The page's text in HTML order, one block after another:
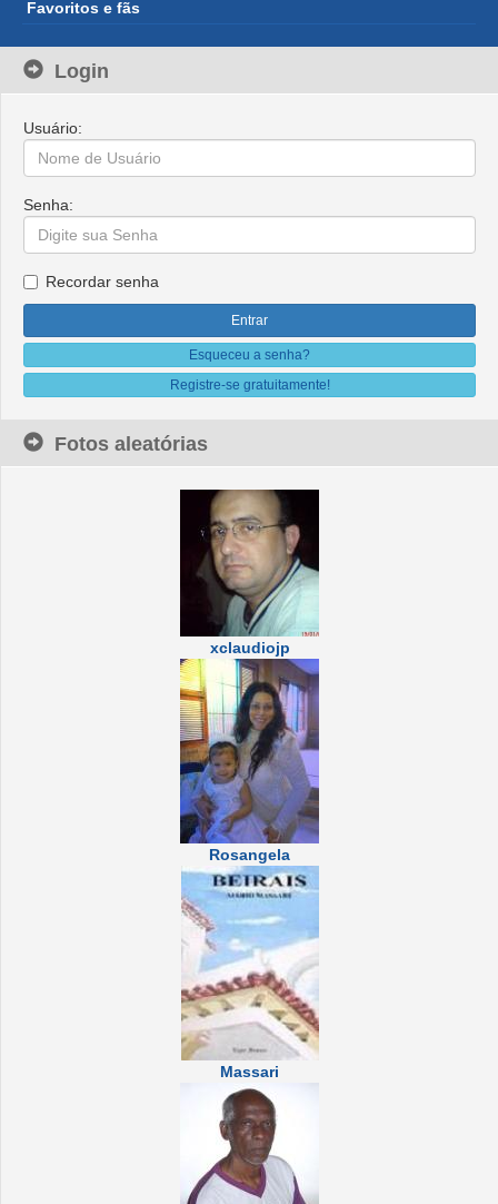
Favoritos e fãs
Login
Usuário:
Senha:
Recordar senha
Esqueceu a senha?
Registre-se gratuitamente!
Fotos aleatórias
xclaudiojp
Rosangela
Massari